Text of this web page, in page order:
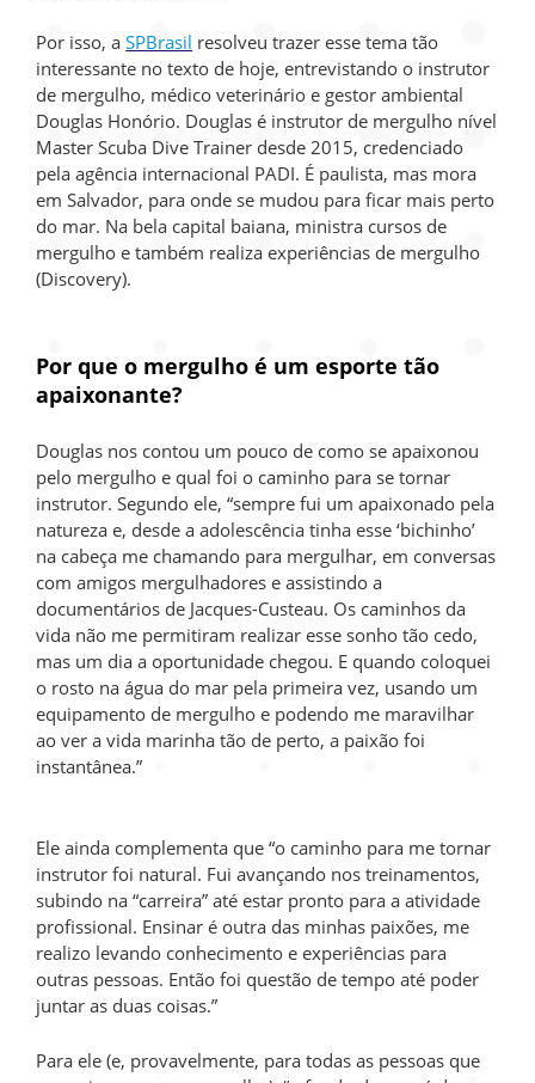
Por isso, aSPBrasil resolveu trazer esse tema tão
interessante no texto de hoje, entrevistando o instrutor
de mergulho, médico veterinário e gestor ambiental
Douglas Honório. Douglas é instrutor de mergulho nível
Master Scuba Dive Trainer desde 2015, credenciado
pela agência internacional PADI. É paulista, mas mora
em Salvador, para onde se mudou para ficar mais perto
do mar. Na bela capital baiana, ministra cursos de
mergulho e também realiza experiências de mergulho
(Discovery).
Por que o mergulho é um esporte tão
apaixonante?
Douglas nos contou um pouco de como se apaixonou
pelo mergulho e qual foi o caminho para se tornar
instrutor. Segundo ele, “sempre fui um apaixonado pela
natureza e, desde a adolescência tinha esse ‘bichinho’
na cabeça me chamando para mergulhar, em conversas
com amigos mergulhadores e assistindo a
documentários de Jacques-Custeau. Os caminhos da
vida não me permitiram realizar esse sonho tão cedo,
mas um dia a oportunidade chegou. E quando coloquei
o rosto na água do mar pela primeira vez, usando um
equipamento de mergulho e podendo me maravilhar
ao ver a vida marinha tão de perto, a paixão foi
instantânea.”
Ele ainda complementa que “o caminho para me tornar
instrutor foi natural. Fui avançando nos treinamentos,
subindo na “carreira” até estar pronto para a atividade
profissional. Ensinar é outra das minhas paixões, me
realizo levando conhecimento e experiências para
outras pessoas. Então foi questão de tempo até poder
juntar as duas coisas.”
Para ele (e, provavelmente, para todas as pessoas que